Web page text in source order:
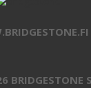
BRIDGESTONE